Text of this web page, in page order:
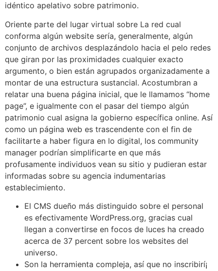
idéntico apelativo sobre patrimonio.
Oriente parte del lugar virtual sobre La red cual
conforma algún website serí­a, generalmente, algún
conjunto de archivos desplazándolo hacia el pelo redes
que giran por las proximidades cualquier exacto
argumento, o bien están agrupados organizadamente a
montar de una estructura sustancial. Acostumbran a
relatar una buena página inicial, que le llamamos “home
page”, e igualmente con el pasar del tiempo algún
patrimonio cual asigna la gobierno específica online. Así
como un página web es trascendente con el fin de
facilitarte a haber figura en lo digital, los community
manager podrían simplificarte en que más
profusamente individuos vean su sitio y pudieran estar
informadas sobre su agencia indumentarias
establecimiento.
El CMS dueño más distinguido sobre el personal
es efectivamente WordPress.org, gracias cual
llegan a convertirse en focos de luces ha creado
acerca de 37 percent sobre los websites del
universo.
Son la herramienta compleja, así que no inscribirí¡